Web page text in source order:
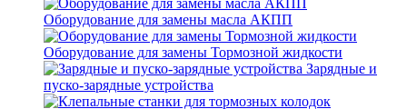
Оборудование для замены масла АКПП
Оборудование для замены Тормозной жидкости
Зарядные и
пуско-зарядные устройства